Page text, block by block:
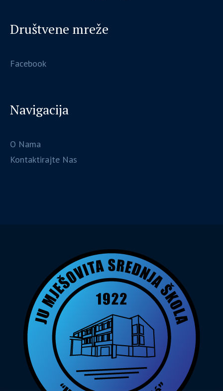
Društvene mreže
Facebook
Navigacija
O Nama
Kontaktirajte Nas